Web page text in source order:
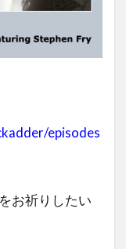
episodes
お祈りしたい